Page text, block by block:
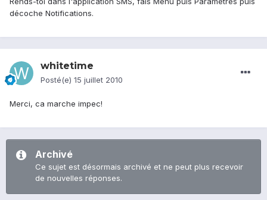
décoche Notifications.
whitetime
Posté(e) 15 juillet 2010
Merci, ca marche impec!
Archivé
Ce sujet est désormais archivé et ne peut plus recevoir
de nouvelles réponses.